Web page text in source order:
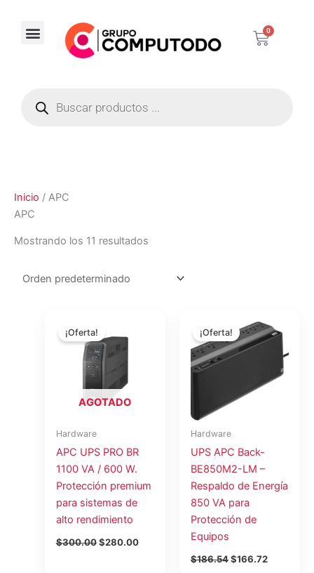
contenido
0
Carrito
productos
Inicio / APC
APC
Mostrando los 11 resultados
AGOTADO
¡Oferta!
Hardware
APC UPS PRO BR
1100 VA / 600 W.
Protección premium
para sistemas de
alto rendimiento
$300.00
original
era:
$300.00.
$280.00
¡Oferta!
Hardware
UPS APC Back-
BE850M2-LM –
Respaldo de Energía
850 VA para
Protección de
Equipos
$186.54
precio
original
era:
$166.72
precio
actual
$166.72.